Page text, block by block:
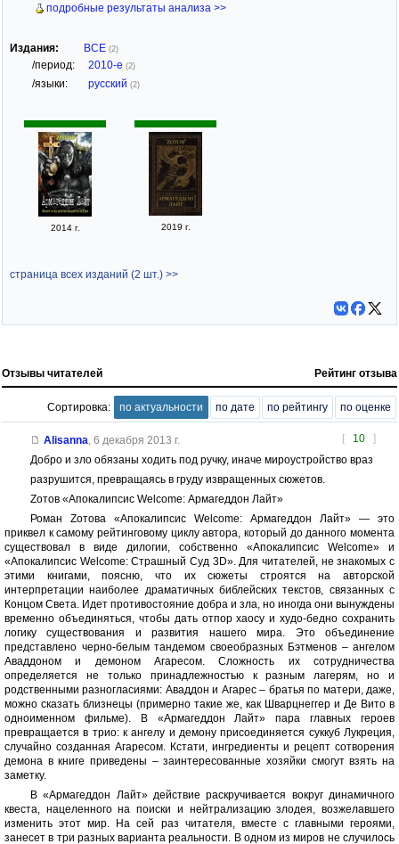
подробные результаты анализа >>
Издания: ВСЕ (2)
/период: 2010-е (2)
/языки: русский (2)
2014 г. 2019 г.
страница всех изданий (2 шт.) >>
Отзывы читателей Рейтинг отзыва
Сортировка: по актуальности по дате по рейтингу по оценке
[ 10 ]
Alisanna 6 декабря 2013 г.
Добро и зло обязаны ходить под ручку, иначе мироустройство враз
разрушится, превращаясь в груду извращенных сюжетов.
Zотов «Апокалипсис Welcome: Армагеддон Лайт»
Роман Zотова «Апокалипсис Welcome: Армагеддон Лайт» — это
приквел к самому рейтинговому циклу автора, который до данного момента
существовал в виде дилогии, собственно «Апокалипсис Welcome» и
«Апокалипсис Welcome: Страшный Суд 3D». Для читателей, не знакомых с
этими книгами, поясню, что их сюжеты строятся на авторской
интерпретации наиболее драматичных библейских текстов, связанных с
Концом Света. Идет противостояние добра и зла, но иногда они вынуждены
временно объединяться, чтобы дать отпор хаосу и худо-бедно сохранить
логику существования и развития нашего мира. Это объединение
представлено черно-белым тандемом своеобразных Бэтменов – ангелом
Аваддоном и демоном Агаресом. Сложность их сотрудничества
определяется не только принадлежностью к разным лагерям, но и
родственными разногласиями: Аваддон и Агарес – братья по матери, даже,
можно сказать близнецы (примерно такие же, как Шварцнеггер и Де Вито в
одноименном фильме). В «Армагеддон Лайт» пара главных героев
превращается в трио: к ангелу и демону присоединяется суккуб Лукреция,
случайно созданная Агаресом. Кстати, ингредиенты и рецепт сотворения
демона в книге приведены – заинтересованные хозяйки смогут взять на
заметку.
В «Армагеддон Лайт» действие раскручивается вокруг динамичного
квеста, нацеленного на поиски и нейтрализацию злодея, возжелавшего
изменить этот мир. На сей раз читателя, вместе с главными героями,
занесет в три разных варианта реальности. В одном из миров не случилось